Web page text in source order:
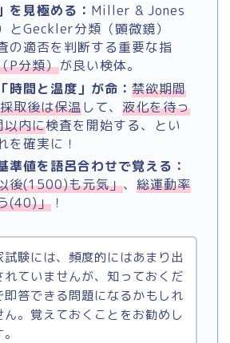
を見極める： Miller & Jones
とGeckler分類（顕微鏡）
の適否を判断する重要な指
P分類）が良い検体。
時間と温度」が命： 禁欲期間
採取後は保温して、 液化を待っ
以内に検査を開始する、とい
を確実に！
準値を語呂合わせで覚える：
後(1500)も元気」、 総運動率
(40)」 ！
試験には、頻度的にはあまり出
れていませんが、知っておくだ
即答できる問題になるかもしれ
ん。覚えておくことをお勧めし